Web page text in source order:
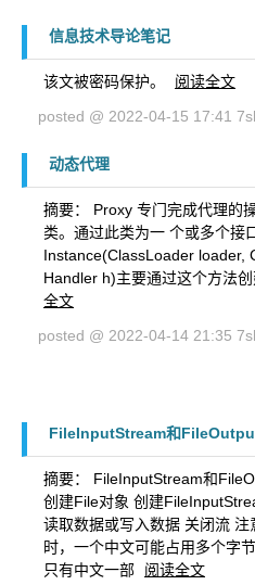
信息技术导论笔记
该文被密码保护。
阅读全文
posted @ 2022-04-15 17:41
动态代理
摘要： Proxy 专门完成代理的
类。通过此类为一 个或多个接
Instance(ClassLoader loader,
Handler h)主要通过这个方法
全文
posted @ 2022-04-14 21:35
FileInputStream和
摘要： FileInputStream和
创建File对象 创建
读取数据或写入数据 关闭流
时，一个中文可能占用多个字
只有中文一部
阅读全文